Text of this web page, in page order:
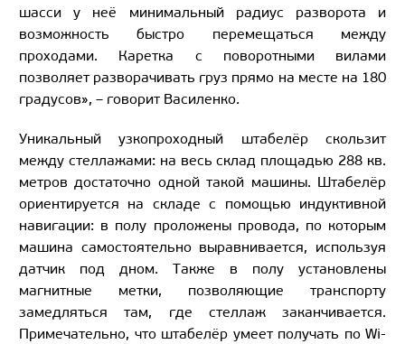
шасси у неё минимальный радиус разворота и
возможность быстро перемещаться между
проходами. Каретка с поворотными вилами
позволяет разворачивать груз прямо на месте на 180
градусов», – говорит Василенко.
Уникальный узкопроходный штабелёр скользит
между стеллажами: на весь склад площадью 288 кв.
метров достаточно одной такой машины. Штабелёр
ориентируется на складе с помощью индуктивной
навигации: в полу проложены провода, по которым
машина самостоятельно выравнивается, используя
датчик под дном. Также в полу установлены
магнитные метки, позволяющие транспорту
замедляться там, где стеллаж заканчивается.
Примечательно, что штабелёр умеет получать по Wi-